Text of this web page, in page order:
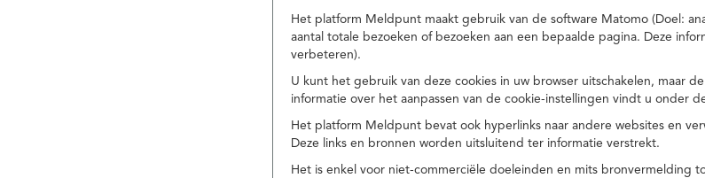
Het platform Meldpunt maakt gebruik van de software Matomo (Doel:
aantal totale bezoeken of bezoeken aan een bepaalde pagina. Deze
verbeteren).
U kunt het gebruik van deze cookies in uw browser uitschakelen, maar
informatie over het aanpassen van de cookie-instellingen vindt u onder
Het platform Meldpunt bevat ook hyperlinks naar andere websites en
Deze links en bronnen worden uitsluitend ter informatie verstrekt.
Het is enkel voor niet-commerciële doeleinden en mits bronvermelding